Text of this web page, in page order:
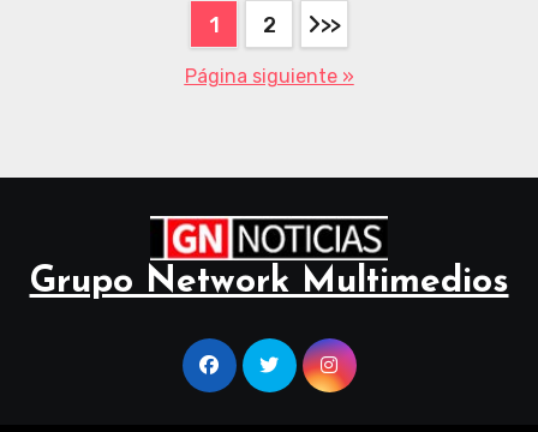
1 2
Página siguiente »
Grupo Network Multimedios